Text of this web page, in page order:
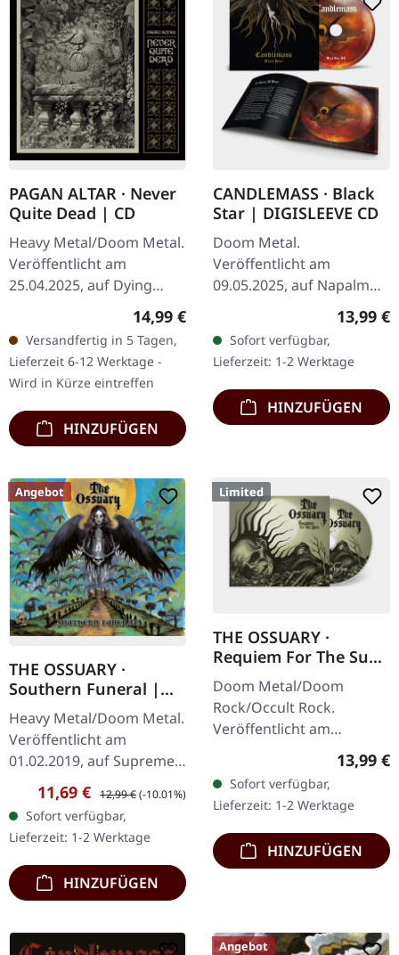
PAGAN ALTAR · Never
Quite Dead | CD
Heavy Metal/Doom Metal.
Veröffentlicht am
25.04.2025, auf Dying
Victims Productions. CD
im Jewelcase, Aufkleber,
Obi. Pagan Altar kehren
aus dem…
Regulärer Preis:
14,99 €
Versandfertig in 5 Tagen,
Lieferzeit 6-12 Werktage -
Wird in Kürze eintreffen
HINZUFÜGEN
CANDLEMASS · Black
Star | DIGISLEEVE CD
Doom Metal.
Veröffentlicht am
09.05.2025, auf Napalm
Digisleeve. "Black Star" ist
ein weiterer
monumentaler Release
von Candlemass,…
13,99 €
Sofort verfügbar,
Lieferzeit: 1-2 Werktage
HINZUFÜGEN
Angebot
THE OSSUARY ·
Southern Funeral |
DIGIPAK CD
Heavy Metal/Doom Metal.
Veröffentlicht am
01.02.2019, auf Supreme
Chaos Records.
Erstauflage als CD im
DigiPak mit 12-seitigem
Booklet. Geht es dir…
Verkaufspreis:
11,69 € Regulärer Preis:
12,99 €(-10.01%)
Sofort verfügbar,
Lieferzeit: 1-2 Werktage
HINZUFÜGEN
Limited
THE OSSUARY ·
Requiem For The Sun
| DIGIPAK CD
Doom Metal/Doom
Rock/Occult Rock.
Veröffentlicht am
23.05.2025, auf Supreme
Chaos Records. CD im
Digipak mit 12-seitigem
Booklet, limitiert auf 500…
13,99 €
Sofort verfügbar,
Lieferzeit: 1-2 Werktage
HINZUFÜGEN
Angebot